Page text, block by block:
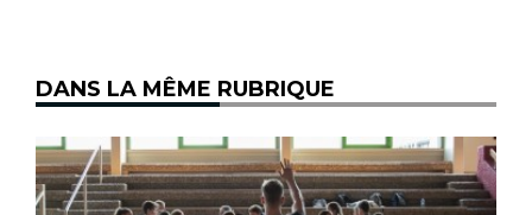
DANS LA MÊME RUBRIQUE